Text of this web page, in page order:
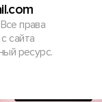
права
сайта
ресурс.